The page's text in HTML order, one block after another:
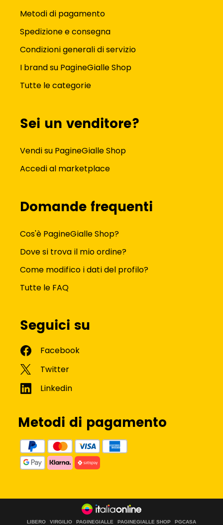
Metodi di pagamento
Spedizione e consegna
Condizioni generali di servizio
I brand su PagineGialle Shop
Tutte le categorie
Sei un venditore?
Vendi su PagineGialle Shop
Accedi al marketplace
Domande frequenti
Cos'è PagineGialle Shop?
Dove si trova il mio ordine?
Come modifico i dati del profilo?
Tutte le FAQ
Seguici su
Metodi di pagamento
LIBERO VIRGILIO PAGINEGIALLE PAGINEGIALLE SHOP PGCASA